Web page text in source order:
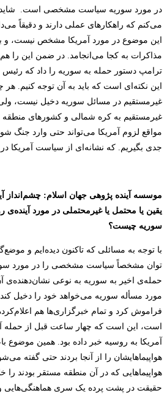
در مورد سوریه سیاست مشخصی است.
می‌کنم که راهکارهای عملی دارند و دقیقاً
این موضوع در مورد آمریکا مشخص نیست، و
مذاکرات به کجا می‌انجامد. در ضمن این را
ترامپ دستور حمله به سوریه را داد که رئیس
این نکته‌ای است که باید به آن توجه کنیم. هر
غیرمستقیم در مسائل سوریه دخیل نیست،
غیرمستقیم به کره شمالی و کشورهای منطقه
مواقع لزوم آمریکا می‌تواند حتی وارد جنگ
جدی بگیریم. که نشانه‌ای از سیاست آمریکا
موسسه آینده پژوهی جهان اسلام: چشم‌انداز
یقین یا محتمل یا غیرمحتملی در مورد
سوریه چیست؟
با توجه به مسائلی که تاکنون دیده‌ایم و
توان مشخصاً سیاست مشخصی را در مورد
حمله‌ی اخیر به سوریه به نوعی نشان‌دهنده‌ی
مورد مسأله سوریه می‌خواهد خود را دخیل کند
فراموش کرد و تمام خبرگزاری‌ها هم
است، این است که چهار ساعت قبل از حمله
آمریکا به روسیه خبر داده بود. همین
هواپیماهایشان را از آنجا بردند حتی گفته
هواپیماهایی که در آن منطقه مستقر بودند
حقیقت در پشت پرده یک سری هماهنگی‌هایی